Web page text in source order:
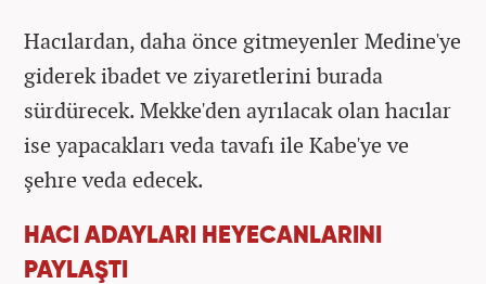
Hacılardan, daha önce gitmeyenler Medine'ye
giderek ibadet ve ziyaretlerini burada
sürdürecek. Mekke'den ayrılacak olan hacılar
ise yapacakları veda tavafı ile Kabe'ye ve
şehre veda edecek.
HACI ADAYLARI HEYECANLARINI
PAYLAŞTI